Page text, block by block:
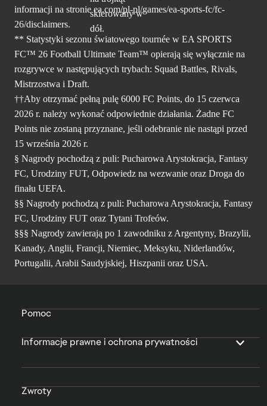
informacji na stronie ea.com/pl-pl/games/ea-sports-fc/fc-
26/disclaimers.
** Statystyki sezonu światowego tournée w EA SPORTS
FC™ 26 Football Ultimate Team™ opierają się wyłącznie na
rozgrywce w następujących trybach: Squad Battles, Rivals,
Mistrzostwa i Draft.
††Aby otrzymać pełną pulę 6000 FC Points, do 15 czerwca
2026 r. należy wykonać odpowiednie działania. Żadne FC
Points nie zostaną przyznane, jeśli odebranie nie nastąpi przed
15 września 2026 r.
§ Nagrody pochodzą z puli: Pucharowa Arystokracja, Fantasy
FC, Urodziny FUT, Odpowiedz na wezwanie oraz Droga do
finału UEFA.
§§ Nagrody pochodzą z puli: Pucharowa Arystokracja, Fantasy
FC, Urodziny FUT oraz Tytani Trofeów.
§§§ Nagrody zawierają po 1 zawodniku z Argentyny, Brazylii,
Kanady, Anglii, Francji, Niemiec, Meksyku, Niderlandów,
Portugalii, Arabii Saudyjskiej, Hiszpanii oraz USA.
Pomoc
Informacje prawne i ochrona prywatności
Zwroty